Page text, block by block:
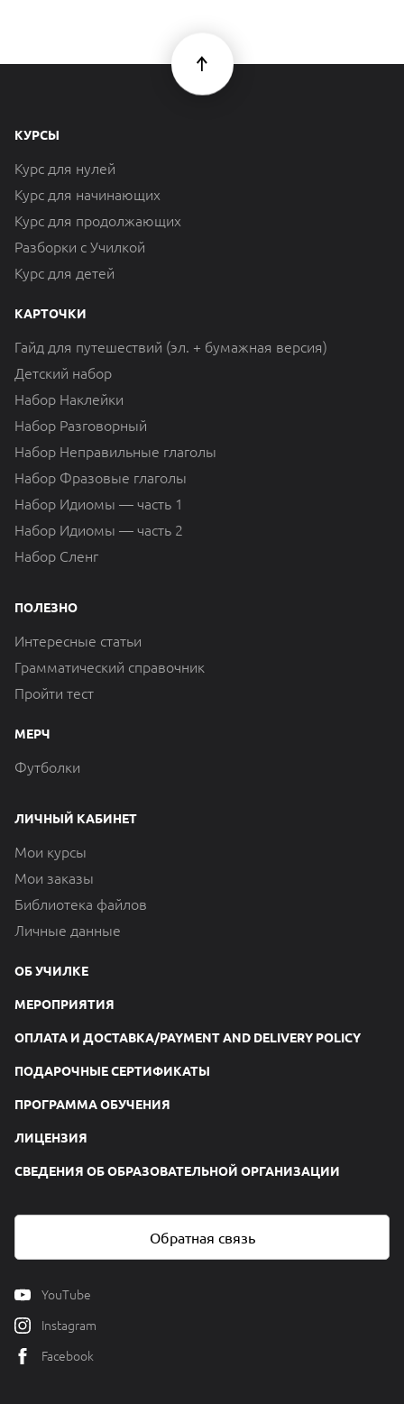
КУРСЫ
Курс для нулей
Курс для начинающих
Курс для продолжающих
Разборки с Училкой
Курс для детей
КАРТОЧКИ
Гайд для путешествий (эл. + бумажная версия)
Детский набор
Набор Наклейки
Набор Разговорный
Набор Неправильные глаголы
Набор Фразовые глаголы
Набор Идиомы — часть 1
Набор Идиомы — часть 2
Набор Сленг
ПОЛЕЗНО
Интересные статьи
Грамматический справочник
Пройти тест
МЕРЧ
Футболки
Обратная связь
YouTube
Instagram
Facebook
ЛИЧНЫЙ КАБИНЕТ
Мои курсы
Мои заказы
Библиотека файлов
Личные данные
ОБ УЧИЛКЕ
МЕРОПРИЯТИЯ
ОПЛАТА И ДОСТАВКА/PAYMENT AND DELIVERY POLICY
ПОДАРОЧНЫЕ СЕРТИФИКАТЫ
ПРОГРАММА ОБУЧЕНИЯ
ЛИЦЕНЗИЯ
СВЕДЕНИЯ ОБ ОБРАЗОВАТЕЛЬНОЙ ОРГАНИЗАЦИИ